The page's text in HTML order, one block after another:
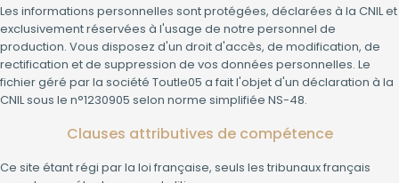
Les informations personnelles sont protégées, déclarées à la CNIL et
exclusivement réservées à l'usage de notre personnel de
production. Vous disposez d'un droit d'accès, de modification, de
rectification et de suppression de vos données personnelles. Le
fichier géré par la société Toutle05 a fait l'objet d'un déclaration à la
CNIL sous le n°1230905 selon norme simplifiée NS-48.
Clauses attributives de compétence
Ce site étant régi par la loi française, seuls les tribunaux français